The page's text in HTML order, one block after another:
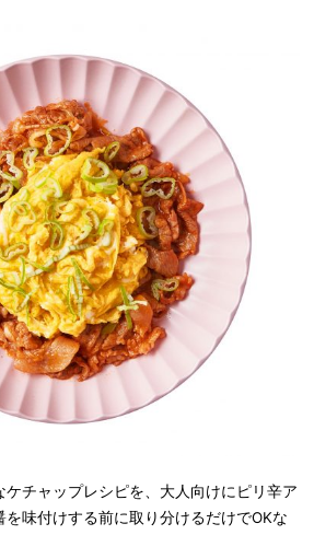
チャップレシピを、大人向けにピリ辛ア
を味付けする前に取り分けるだけでOKな